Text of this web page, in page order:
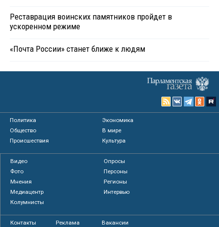
Реставрация воинских памятников пройдет в
ускоренном режиме
«Почта России» станет ближе к людям
Политика
Экономика
Общество
В мире
Происшествия
Культура
Видео
Опросы
Фото
Персоны
Мнения
Регионы
Медиацентр
Интервью
Колумнисты
Контакты Реклама Вакансии